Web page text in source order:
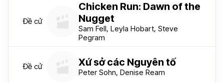
Đề cử
Chicken Run: Dawn of the
Nugget
Sam Fell, Leyla Hobart, Steve
Pegram
Đề cử Xứ sở các Nguyên tố
Peter Sohn, Denise Ream